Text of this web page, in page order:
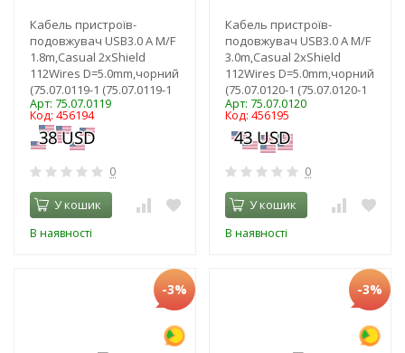
Кабель пристроїв-
подовжувач USB3.0 A M/F
1.8m,Casual 2xShield
112Wires D=5.0mm,чорний
(75.07.0119-1 (75.07.0119-1
Арт: 75.07.0119
Код: 456194
0
У кошик
В наявності
Кабель пристроїв-
подовжувач USB3.0 A M/F
3.0m,Casual 2xShield
112Wires D=5.0mm,чорний
(75.07.0120-1 (75.07.0120-1
Арт: 75.07.0120
Код: 456195
0
У кошик
В наявності
-3% -3%